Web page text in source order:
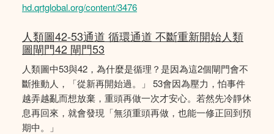
hd.qrtglobal.org/content/3476
人類圖42-53通道 循環通道 不斷重新開始人類
圖閘門42 閘門53
人類圖中53與42，為什麼是循理？是因為這2個閘門會不
斷推動人，「從新再開始過。」 53會因為壓力，怕事件
越弄越亂而想放棄，重頭再做一次才安心。若然先冷靜休
息再回來，就會發現「無須重頭再做，也能一修正回到預
期中。」